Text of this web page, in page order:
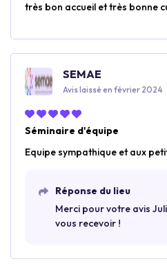
très bon accueil et très bonne
SEMAE
Avis laissé en février 2024
Séminaire d'équipe
Equipe sympathique et aux
Réponse du lieu
Merci pour votre avis
vous recevoir !